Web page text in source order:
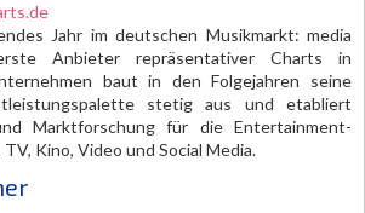
Jahr im deutschen Musikmarkt: media
Anbieter repräsentativer Charts in
baut in den Folgejahren seine
stetig aus und etabliert
Marktforschung für die Entertainment-
Kino, Video und Social Media.